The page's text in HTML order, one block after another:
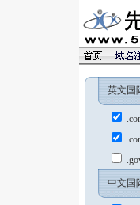
英文国
中文国